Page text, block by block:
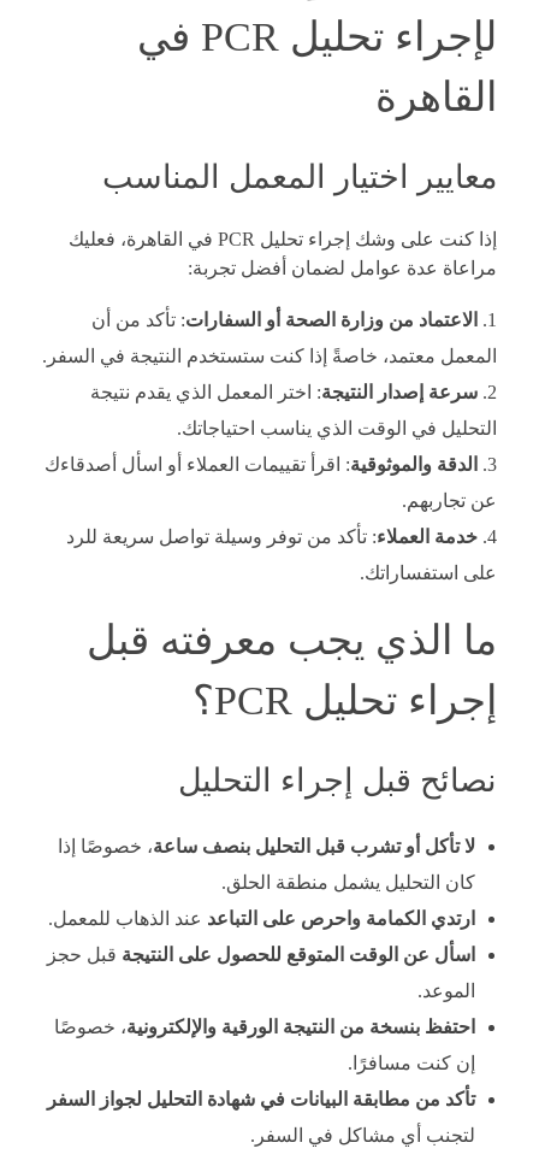
لإجراء تحليل PCR في
القاهرة
معايير اختيار المعمل المناسب
إذا كنت على وشك إجراء تحليل PCR في القاهرة، فعليك
مراعاة عدة عوامل لضمان أفضل تجربة:
الاعتماد من وزارة الصحة أو السفارات: تأكد من أن
المعمل معتمد، خاصةً إذا كنت ستستخدم النتيجة في السفر.
سرعة إصدار النتيجة: اختر المعمل الذي يقدم نتيجة
التحليل في الوقت الذي يناسب احتياجاتك.
الدقة والموثوقية: اقرأ تقييمات العملاء أو اسأل أصدقاءك
عن تجاربهم.
خدمة العملاء: تأكد من توفر وسيلة تواصل سريعة للرد
على استفساراتك.
ما الذي يجب معرفته قبل
إجراء تحليل PCR؟
نصائح قبل إجراء التحليل
لا تأكل أو تشرب قبل التحليل بنصف ساعة، خصوصًا إذا
كان التحليل يشمل منطقة الحلق.
ارتدي الكمامة واحرص على التباعد عند الذهاب للمعمل.
اسأل عن الوقت المتوقع للحصول على النتيجة قبل حجز
الموعد.
احتفظ بنسخة من النتيجة الورقية والإلكترونية، خصوصًا
إن كنت مسافرًا.
تأكد من مطابقة البيانات في شهادة التحليل لجواز السفر
لتجنب أي مشاكل في السفر.